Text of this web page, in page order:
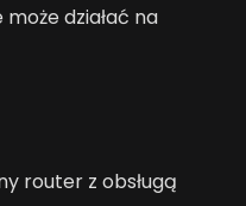
działać na
router z obsługą